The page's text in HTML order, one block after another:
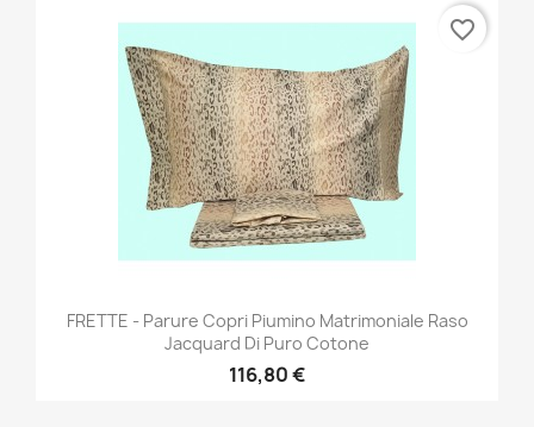
FRETTE - Parure Copri Piumino Matrimoniale Raso
Jacquard Di Puro Cotone
116,80 €
favorite_border